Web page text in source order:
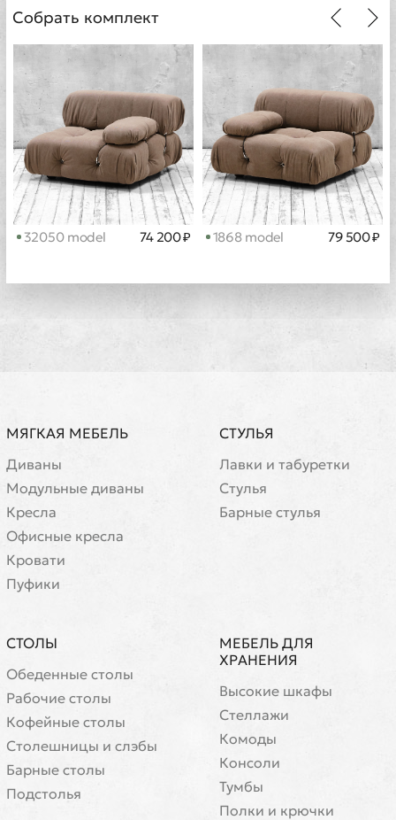
Собрать комплект
32050 model 74 200 ₽ 1868 model 79 500 ₽
МЯГКАЯ МЕБЕЛЬ
Диваны
Модульные диваны
Кресла
Офисные кресла
Кровати
Пуфики
СТУЛЬЯ
Лавки и табуретки
Стулья
Барные стулья
СТОЛЫ
Обеденные столы
Рабочие столы
Кофейные столы
Cтолешницы и слэбы
Барные столы
Подстолья
МЕБЕЛЬ ДЛЯ
ХРАНЕНИЯ
Высокие шкафы
Стеллажи
Комоды
Консоли
Тумбы
Полки и крючки